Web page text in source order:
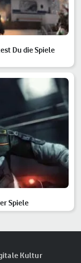
Du die Spiele
Spiele
Kultur